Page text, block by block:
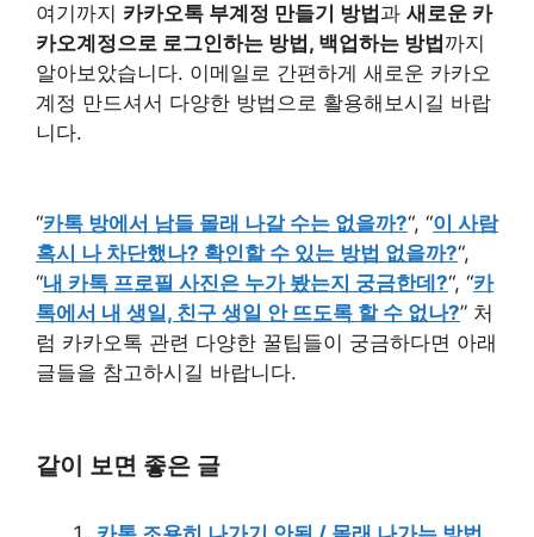
여기까지 카카오톡 부계정 만들기 방법 과 새로운 카
카오계정으로 로그인하는 방법, 백업하는 방법 까지
알아보았습니다. 이메일로 간편하게 새로운 카카오
계정 만드셔서 다양한 방법으로 활용해보시길 바랍
니다.
“카톡 방에서 남들 몰래 나갈 수는 없을까?“, “이 사람
혹시 나 차단했나? 확인할 수 있는 방법 없을까?“,
“내 카톡 프로필 사진은 누가 봤는지 궁금한데?“, “카
톡에서 내 생일, 친구 생일 안 뜨도록 할 수 없나?” 처
럼 카카오톡 관련 다양한 꿀팁들이 궁금하다면 아래
글들을 참고하시길 바랍니다.
같이 보면 좋은 글